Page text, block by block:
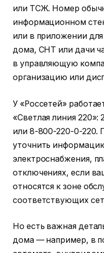
или ТСЖ. Номер
информационном
или в приложении
дома, СНТ или дачи
в управляющую
организацию или
У «Россетей»
«Светлая линия 220»:
или 8-800-220-0-220.
уточнить
электроснабжения,
отключениях, если
относятся к зоне
соответствующих
Но есть важная
дома — например, в